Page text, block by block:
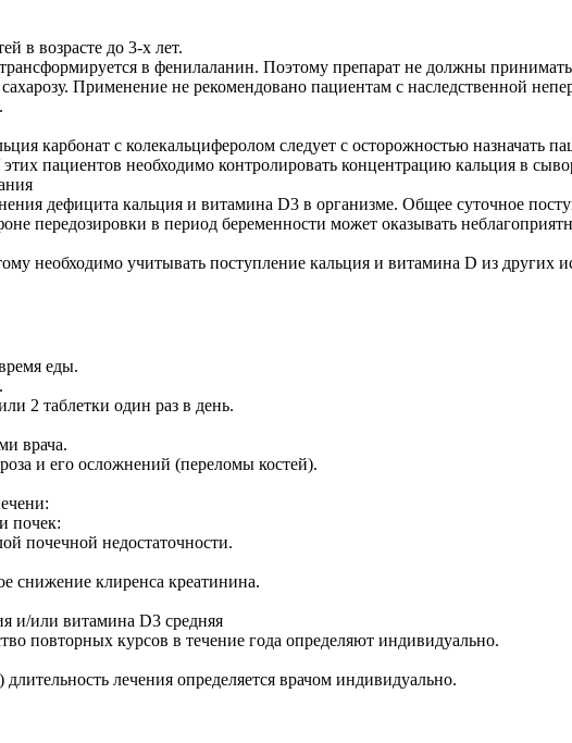
в возрасте до 3-х лет.
в фенилаланин. Поэтому препарат не должны
Применение не рекомендовано пациентам с наследственной
карбонат с колекальциферолом следует с осторожностью назначать
пациентов необходимо контролировать концентрацию кальция в
дефицита кальция и витамина D3 в организме. Общее суточное
передозировки в период беременности может оказывать
необходимо учитывать поступление кальция и витамина D из других
еды.
2 таблетки один раз в день.
врача.
и его осложнений (переломы костей).
почек:
почечной недостаточности.
снижение клиренса креатинина.
и/или витамина D3 средняя
повторных курсов в течение года определяют индивидуально.
лечения определяется врачом индивидуально.